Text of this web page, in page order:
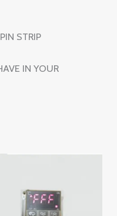
STRIP
IN YOUR